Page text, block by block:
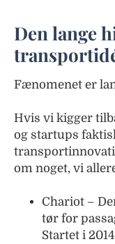
Den lange
Fænomenet er
Hvis vi kigger
og startups
om noget, vi
Chariot –
tør for
Startet i